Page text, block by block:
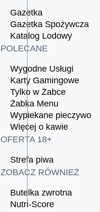
Gazetka
Gazetka Spożywcza
Katalog Lodowy
POLECANE
Wygodne Usługi
Karty Gamingowe
Tylko w Żabce
Żabka Menu
Wypiekane pieczywo
Więcej o kawie
OFERTA 18+
Strefa piwa
ZOBACZ RÓWNIEŻ
Butelka zwrotna
Nutri-Score